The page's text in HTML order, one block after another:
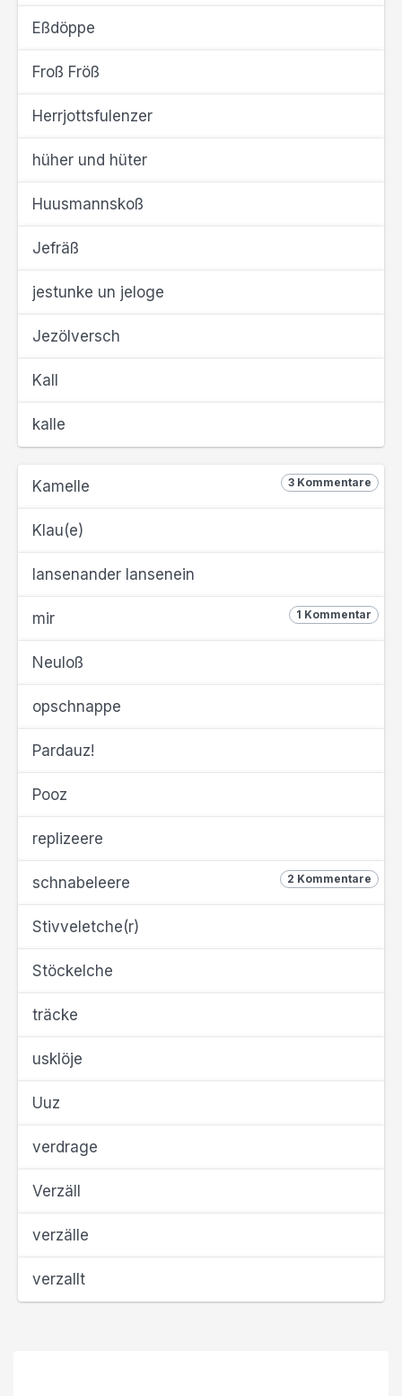
Eßdöppe
Froß Fröß
Herrjottsfulenzer
hüher und hüter
Huusmannskoß
Jefräß
jestunke un jeloge
Jezölversch
Kall
kalle
3 Kommentare
Kamelle
Klau(e)
lansenander lansenein
1 Kommentar
mir
Neuloß
opschnappe
Pardauz!
Pooz
replizeere
2 Kommentare
schnabeleere
Stivveletche(r)
Stöckelche
träcke
usklöje
Uuz
verdrage
Verzäll
verzälle
verzallt